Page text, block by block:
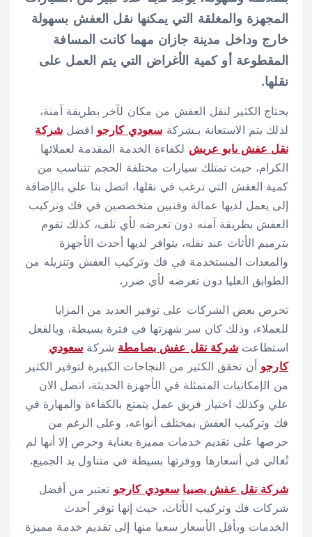
المجهزة والمغلقة التي يمكنها نقل العفش بسهولة
خارج وداخل مدينة جازان مهما كانت المسافة
المقطوعة أو كمية الأغراض التي يتم العمل على
نقلها.
يحتاج الكثير لنقل العفش من مكان لآخر بطريقة آمنة،
لذلك يتم الاستعانة بـشركة سعودي كارجو افضلشركة
نقل عفش بابو عريش لكفاءة الخدمة المقدمة لعملائها
الكرام، حيث تمتلك سيارات مختلفة الحجم تتناسب من
كمية العفش التي ترغب في نقلها، اتصل بنا علي بالإضافة
إلى يعمل لديها عمالة وفنيين متخصصين في فك وتركيب
العفش بطريقة آمنه دون تعرضه لأي تلف، كذلك تقوم
بترميم الأثاث عند نقله، يتوافر لديها أحدث الأجهزة
والمعدات المستخدمة في فك وتركيب العفش وتنزيله من
الطوابق العليا دون تعرضه لأي ضرر.
تحرص بعض الشركات على توفير العديد من المزايا
للعملاء، وذلك كان سر شهرتها في فترة بسيطة، وبالفعل
استطاعتشركة نقل عفش بصامطة شركة سعودي
كارجو أن تحقق الكثير من النجاحات الكبيرة لتوفير الكثير
من الإمكانيات المتمثلة في الأجهزة الحديثة، اتصل الان
علي وكذلك اختيار فريق عمل يتمتع بالكفاءة والمهارة في
فك وتركيب العفش بمختلف أنواعه، وعلى الرغم من
حرصها على تقديم خدمات مميزة بعناية وحرص إلا أنها لم
تُغالي في أسعارها ووفرتها بسيطة في متناول يد الجميع.
شركة نقل عفش بصبيا سعودي كارجو تعتبر من أفضل
شركات فك وتركيب الأثاث، حيث إنها توفر أحدث
الخدمات وبأقل الأسعار سعيا منها إلى تقديم خدمة مميزة